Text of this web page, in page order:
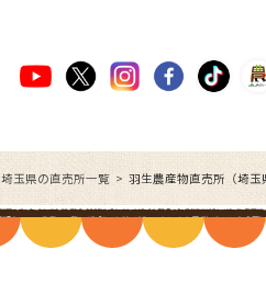
埼玉県の直売所一覧 羽生農産物直売所（埼